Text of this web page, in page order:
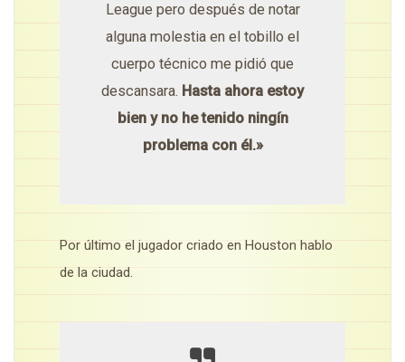
League pero después de notar
alguna molestia en el tobillo el
cuerpo técnico me pidió que
descansara. Hasta ahora estoy
bien y no he tenido ningín
problema con él.»
Por último el jugador criado en Houston hablo
de la ciudad.